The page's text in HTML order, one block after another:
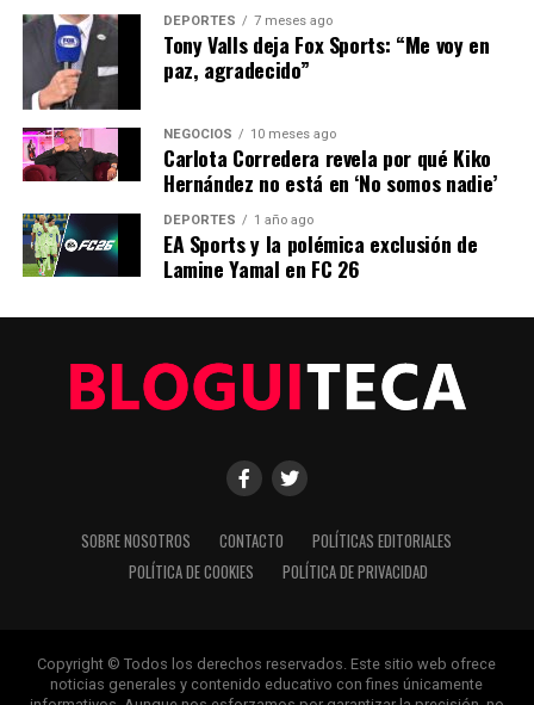
SIGUIENTE
Mercedes González: La Directora General Siempre de
Verde
ANTERIOR
Estudiantes en Madrid protestan contra acuerdo de paz
Editorial
Nuestro equipo editorial no solo informa las noticias: las vive.
hechos, los verificamos con rigor y contamos las historias que
dan forma a nuestro mundo. Impulsados por la integridad y
titulares cambian cada minuto, puedes contar con nosotros
para abrirnos paso entre el ruido y ofrecerte claridad en
DEPORTES 7 meses ago
Tony Valls deja Fox Sports: “Me voy en
paz, agradecido”
NEGOCIOS 10 meses ago
Carlota Corredera revela por qué Kiko
Hernández no está en ‘No somos nadie’
DEPORTES 1 año ago
EA Sports y la polémica exclusión de
Lamine Yamal en FC 26
SOBRE NOSOTROS CONTACTO
POLÍTICAS EDITORIALES
POLÍTICA DE COOKIES
POLÍTICA DE PRIVACIDAD
Copyright © Todos los derechos reservados. Este sitio web ofrece
noticias generales y contenido educativo con fines únicamente